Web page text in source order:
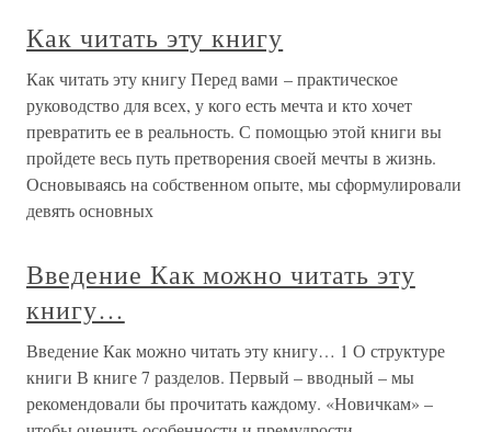
Как читать эту книгу
Как читать эту книгу Перед вами – практическое
руководство для всех, у кого есть мечта и кто хочет
превратить ее в реальность. С помощью этой книги вы
пройдете весь путь претворения своей мечты в жизнь.
Основываясь на собственном опыте, мы сформулировали
девять основных
Введение Как можно читать эту
книгу…
Введение Как можно читать эту книгу… 1 О структуре
книги В книге 7 разделов. Первый – вводный – мы
рекомендовали бы прочитать каждому. «Новичкам» –